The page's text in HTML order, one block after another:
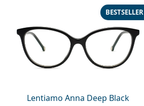
Prada
Toutes les marques
Lentiamo Anna Deep Black
BESTSELLER